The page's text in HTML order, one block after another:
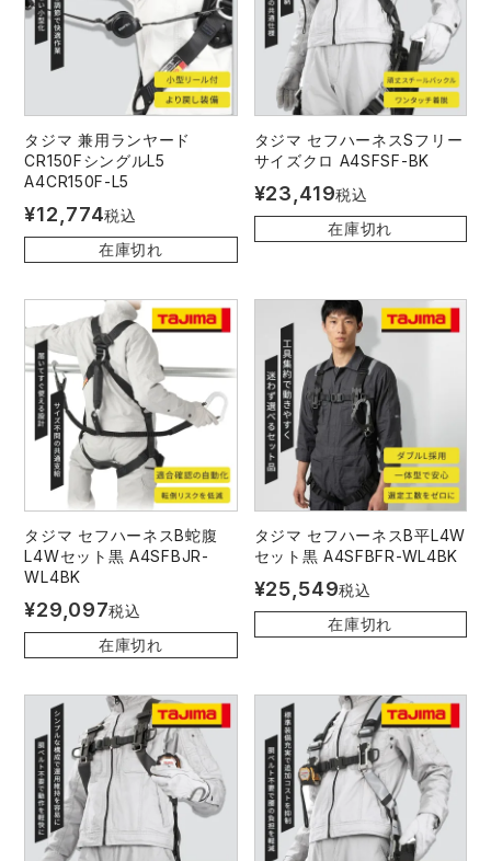
タジマ 兼用ランヤード
CR150FシングルL5
A4CR150F-L5
¥12,774税込
在庫切れ
タジマ セフハーネスSフリー
サイズクロ A4SFSF-BK
¥23,419税込
在庫切れ
タジマ セフハーネスB蛇腹
L4Wセット黒 A4SFBJR-
WL4BK
¥29,097税込
在庫切れ
タジマ セフハーネスB平L4W
セット黒 A4SFBFR-WL4BK
¥25,549税込
在庫切れ